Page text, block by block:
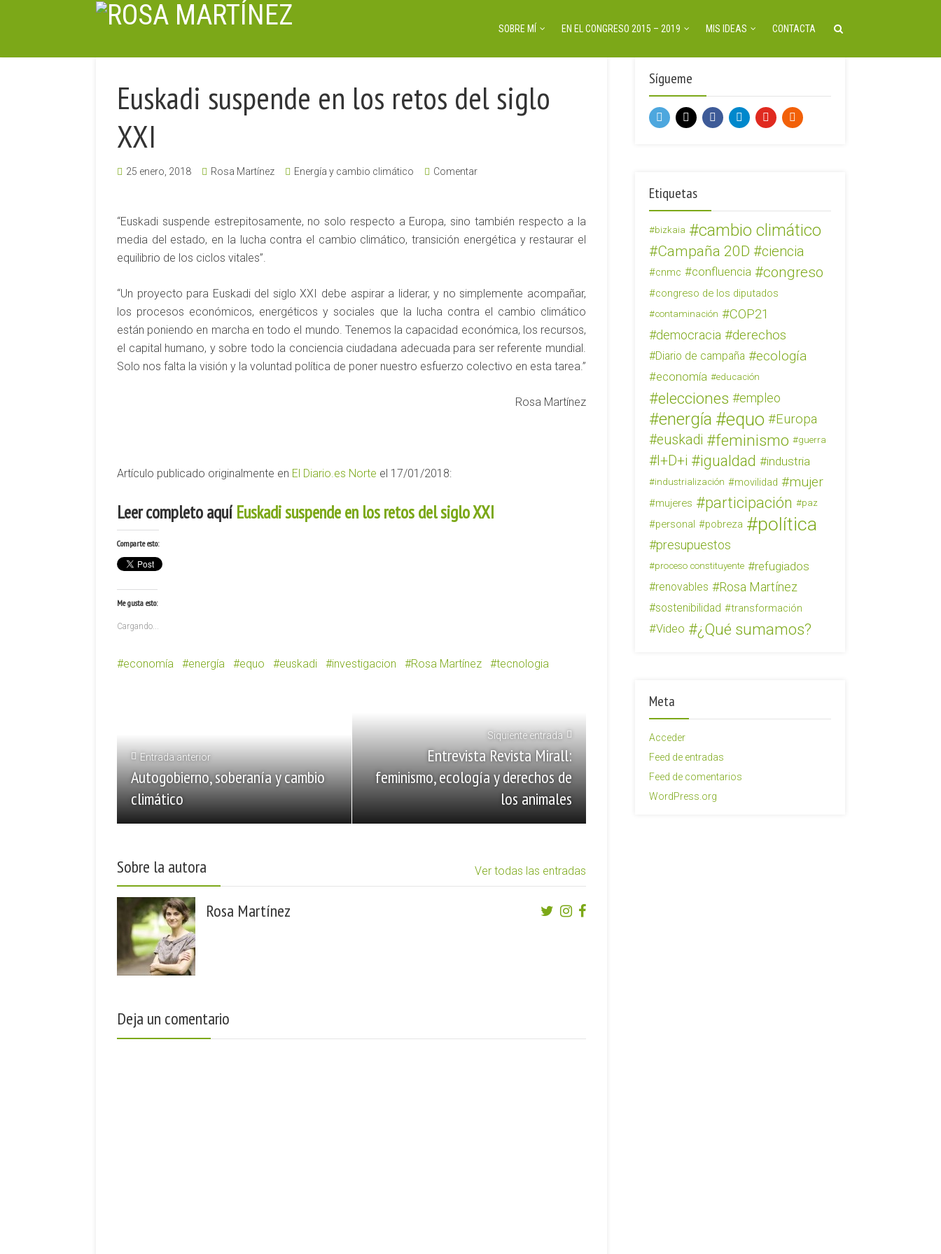
SOBRE MÍ EN EL CONGRESO 2015 – 2019 MIS IDEAS CONTACTA
Euskadi suspende en los retos del siglo
XXI
25 enero, 2018 Rosa Martínez Energía y cambio climático Comentar
“Euskadi suspende estrepitosamente, no solo respecto a Europa, sino también respecto a la
media del estado, en la lucha contra el cambio climático, transición energética y restaurar el
equilibrio de los ciclos vitales”.
“Un proyecto para Euskadi del siglo XXI debe aspirar a liderar, y no simplemente acompañar,
los procesos económicos, energéticos y sociales que la lucha contra el cambio climático
están poniendo en marcha en todo el mundo. Tenemos la capacidad económica, los recursos,
el capital humano, y sobre todo la conciencia ciudadana adecuada para ser referente mundial.
Solo nos falta la visión y la voluntad política de poner nuestro esfuerzo colectivo en esta tarea.”
Rosa Martínez
Artículo publicado originalmente en El Diario.es Norte el 17/01/2018:
Leer completo aquí Euskadi suspende en los retos del siglo XXI
Comparte esto:
Me gusta esto:
Cargando...
economía energía equo euskadi investigacion Rosa Martínez tecnologia
Entrada anterior
Autogobierno, soberanía y cambio
climático
Siquiente entrada
Entrevista Revista Mirall:
feminismo, ecología y derechos de
los animales
Sobre la autora Ver todas las entradas
Rosa Martínez
Deja un comentario
Sígueme
Etiquetas
bizkaia cambio climático
Campaña 20D ciencia
cnmc confluencia congreso
congreso de los diputados
contaminación COP21
democracia derechos
Diario de campaña ecología
economía educación
elecciones empleo
energía equo Europa
euskadi feminismo guerra
I+D+i igualdad industria
industrialización movilidad mujer
mujeres participación paz
personal pobreza política
presupuestos
proceso constituyente refugiados
renovables Rosa Martínez
sostenibilidad transformación
Video ¿Qué sumamos?
Meta
Acceder
Feed de entradas
Feed de comentarios
WordPress.org